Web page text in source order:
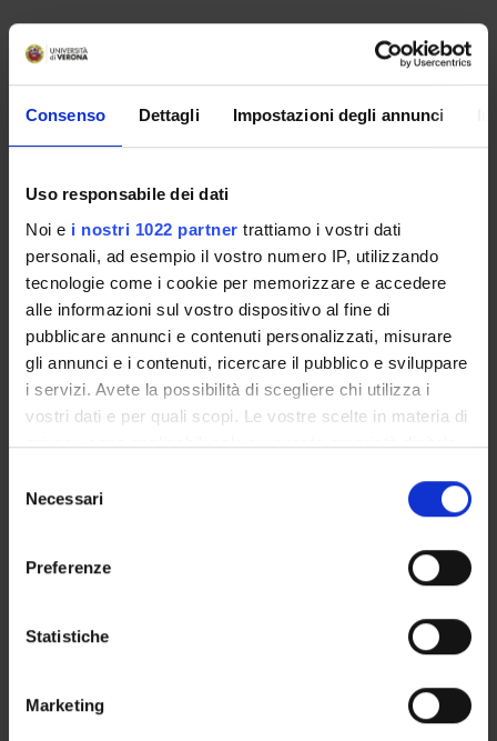
Consenso Dettagli Impostazioni degli annunci
Uso responsabile dei dati
Noi e i nostri 1022 partner trattiamo i vostri dati
personali, ad esempio il vostro numero IP, utilizzando
tecnologie come i cookie per memorizzare e accedere
alle informazioni sul vostro dispositivo al fine di
pubblicare annunci e contenuti personalizzati, misurare
gli annunci e i contenuti, ricercare il pubblico e sviluppare
i servizi. Avete la possibilità di scegliere chi utilizza i
vostri dati e per quali scopi. Le vostre scelte in materia di
privacy sono applicabili solo su questa proprietà digitale
modificare o revocare il proprio consenso in qualsiasi
momento dalla Dichiarazione sui cookie o facendo clic
raccogliere informazioni sulla tua posizione
geografica, con un'approssimazione di qualche
Identificare il tuo dispositivo, scansionandolo
delNecessari
Preferenze
Statistiche
Marketing
GOVERNANCE
SERVIZI DI SEGRETERIA STUDENTI
STRUTTURE DEL DIPARTIMENTO
LABORATORI DI RICERCA
CENTRI DI RICERCA
Contatti
Luoghi